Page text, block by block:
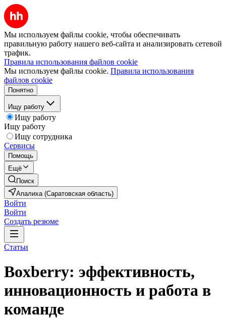
Мы используем файлы cookie, чтобы обеспечивать
правильную работу нашего веб-сайта и анализировать сетевой
трафик.
Правила использования файлов cookie
Мы используем файлы cookie. Правила использования
файлов cookie
Понятно
Ищу работу
Ищу работу
Ищу работу
Ищу сотрудника
Сервисы
Помощь
Ещё
Поиск
Апалиха (Саратовская область)
Войти
Войти
Создать резюме
Статьи
Boxberry: эффективность,
инновационность и работа в
команде